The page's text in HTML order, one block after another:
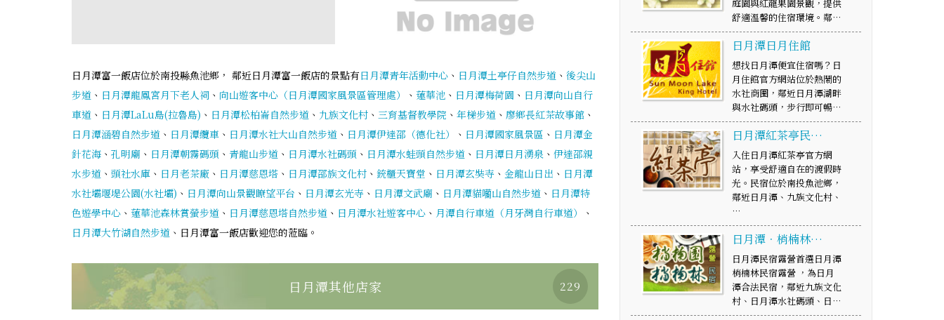
日月潭富一飯店位於南投縣魚池鄉， 鄰近日月潭富一飯店的景點有日月潭青年活動中心 、 日月潭土亭仔自然步道 、 後尖山
步道 、 日月潭龍鳳宮月下老人祠 、 向山遊客中心（日月潭國家風景區管理處） 、 蓮華池 、 日月潭梅荷園 、 日月潭向山自行
車道 、 日月潭LaLu島(拉魯島) 、 日月潭松柏崙自然步道 、 九族文化村 、 三育基督教學院 、 年梯步道 、 廖鄉長紅茶故事館 、
日月潭涵碧自然步道 、 日月潭纜車 、 日月潭水社大山自然步道 、 日月潭伊達邵（德化社） 、 日月潭國家風景區 、 日月潭金
針花海 、 孔明廟 、 日月潭朝霧碼頭 、 青龍山步道 、 日月潭水社碼頭 、 日月潭水蛙頭自然步道 、 日月潭日月湧泉 、 伊達邵親
水步道 、 頭社水庫 、 日月老茶廠 、 日月潭慈恩塔 、 日月潭邵族文化村 、 銃櫃天寶堂 、 日月潭玄奘寺 、 金龍山日出 、 日月潭
水社壩堰堤公園(水社壩) 、 日月潭向山景觀瞭望平台 、 日月潭玄光寺 、 日月潭文武廟 、 日月潭貓囒山自然步道 、 日月潭特
色遊學中心 、 蓮華池森林賞螢步道 、 日月潭慈恩塔自然步道 、 日月潭水社遊客中心 、 月潭自行車道（月牙灣自行車道）
、
日月潭大竹湖自然步道 、日月潭富一飯店歡迎您的蒞臨。
日月潭其他店家 229
庭園與紅龍果園景觀，提供
舒適溫馨的住宿環境。鄰…
日月潭日月住館
想找日月潭便宜住宿嗎？日
月住館官方網站位於熱鬧的
水社商圈，鄰近日月潭湖畔
與水社碼頭，步行即可暢…
日月潭紅茶亭民…
入住日月潭紅茶亭官方網
站，享受舒適自在的渡假時
光。民宿位於南投魚池鄉，
鄰近日月潭、九族文化村、
…
日月潭．梢楠林…
日月潭民宿露營首選日月潭
梢楠林民宿露營 ，為日月
潭合法民宿，鄰近九族文化
村、日月潭水社碼頭、日…